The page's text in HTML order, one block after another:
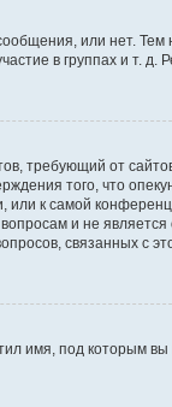
или нет. Тем
в группах и т. д.
требующий от
того, что
к самой
и не является
связанных с
имя, под которым вы